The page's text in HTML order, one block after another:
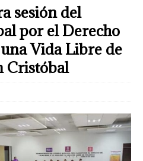
sesión del
por el Derecho
Vida Libre de
Cristóbal